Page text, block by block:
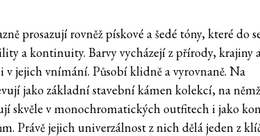
prosazují rovněž pískové a šedé tóny, které do
a kontinuity. Barvy vycházejí z přírody, krajiny
i v jejich vnímání. Působí klidně a vyrovnaně. Na
jako základní stavební kámen kolekcí, na
skvěle v monochromatických outfitech i jako
Právě jejich univerzálnost z nich dělá jeden z